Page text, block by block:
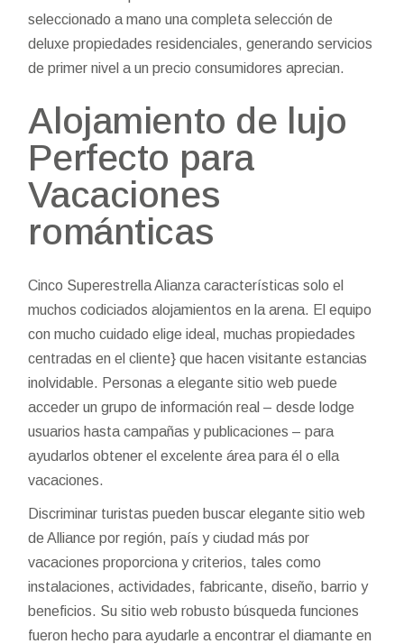
seleccionado a mano una completa selección de
deluxe propiedades residenciales, generando servicios
de primer nivel a un precio consumidores aprecian.
Alojamiento de lujo
Perfecto para
Vacaciones
románticas
Cinco Superestrella Alianza características solo el
muchos codiciados alojamientos en la arena. El equipo
con mucho cuidado elige ideal, muchas propiedades
centradas en el cliente} que hacen visitante estancias
inolvidable. Personas a elegante sitio web puede
acceder un grupo de información real – desde lodge
usuarios hasta campañas y publicaciones – para
ayudarlos obtener el excelente área para él o ella
vacaciones.
Discriminar turistas pueden buscar elegante sitio web
de Alliance por región, país y ciudad más por
vacaciones proporciona y criterios, tales como
instalaciones, actividades, fabricante, diseño, barrio y
beneficios. Su sitio web robusto búsqueda funciones
fueron hecho para ayudarle a encontrar el diamante en